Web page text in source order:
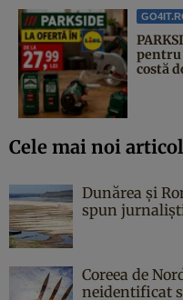
pentru
costă
Cele mai noi
Dunărea și
spun
Coreea de
neidentificat